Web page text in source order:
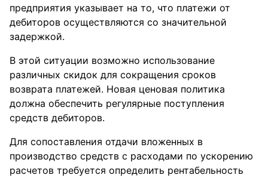
предприятия указывает на то, что платежи от
дебиторов осуществляются со значительной
задержкой.
В этой ситуации возможно использование
различных скидок для сокращения сроков
возврата платежей. Новая ценовая политика
должна обеспечить регулярные поступления
средств дебиторов.
Для сопоставления отдачи вложенных в
производство средств с расходами по ускорению
расчетов требуется определить рентабельность